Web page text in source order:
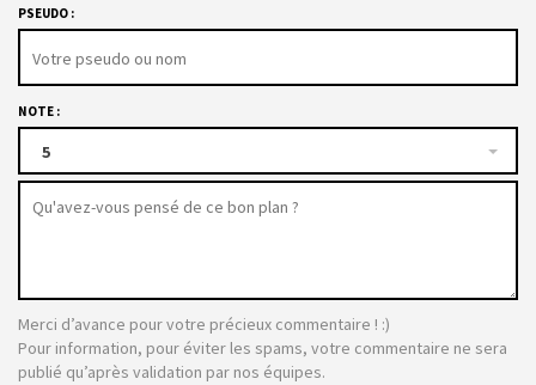
PSEUDO :
NOTE :
5
Merci d’avance pour votre précieux commentaire ! :)
Pour information, pour éviter les spams, votre commentaire ne sera
publié qu’après validation par nos équipes.